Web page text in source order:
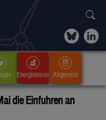
Energiebörse Allgemein
die Einfuhren an